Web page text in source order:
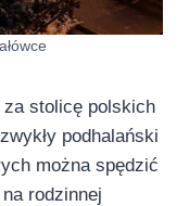
za stolicę polskich
podhalański
można spędzić
rodzinnej